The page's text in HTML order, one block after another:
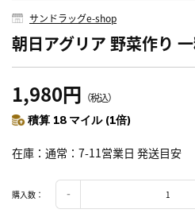
サンドラッグe-shop
朝日アグリア 野菜作り
1,980円 （税込）
積算 18 マイル (1倍)
在庫 通常：7-11営業日 発送目安
購入数：